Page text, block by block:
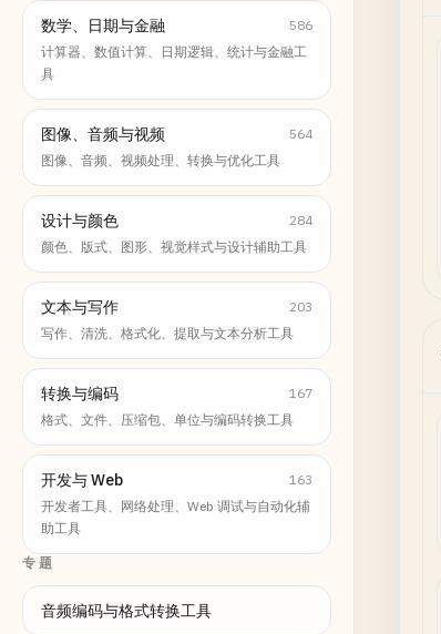
数学、日期与金融
586
计算器、数值计算、日期逻辑、统计与金融工
具
图像、音频与视频
564
图像、音频、视频处理、转换与优化工具
设计与颜色
284
颜色、版式、图形、视觉样式与设计辅助工具
文本与写作
203
写作、清洗、格式化、提取与文本分析工具
转换与编码
167
格式、文件、压缩包、单位与编码转换工具
开发与 Web
163
开发者工具、网络处理、Web 调试与自动化辅
助工具
专题
音频编码与格式转换工具